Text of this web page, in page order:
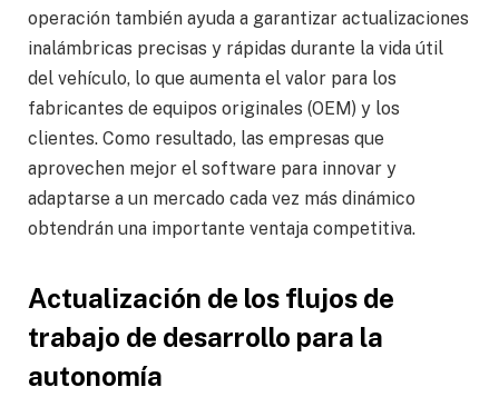
operación también ayuda a garantizar actualizaciones
inalámbricas precisas y rápidas durante la vida útil
del vehículo, lo que aumenta el valor para los
fabricantes de equipos originales (OEM) y los
clientes. Como resultado, las empresas que
aprovechen mejor el software para innovar y
adaptarse a un mercado cada vez más dinámico
obtendrán una importante ventaja competitiva.
Actualización de los flujos de
trabajo de desarrollo para la
autonomía